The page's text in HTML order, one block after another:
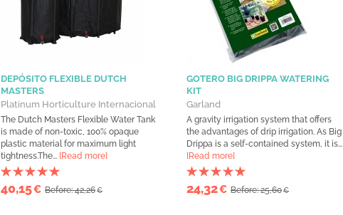
DEPÓSITO FLEXIBLE DUTCH
MASTERS
Platinum Horticulture Internacional
The Dutch Masters Flexible Water Tank
is made of non-toxic, 100% opaque
plastic material for maximum light
tightness.The... [Read more]
40,15€ Before: 42,26€
GOTERO BIG DRIPPA WATERING
KIT
Garland
A gravity irrigation system that offers
the advantages of drip irrigation. As Big
Drippa is a self-contained system, it is...
[Read more]
24,32€ Before: 25,60€